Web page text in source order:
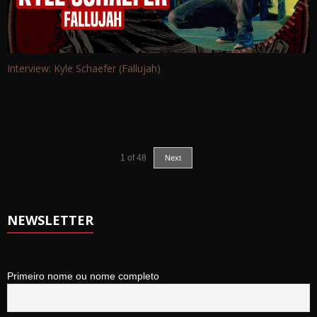
Interview: Kyle Schaefer (Fallujah)
1 of 48 Next
NEWSLETTER
Primeiro nome ou nome completo